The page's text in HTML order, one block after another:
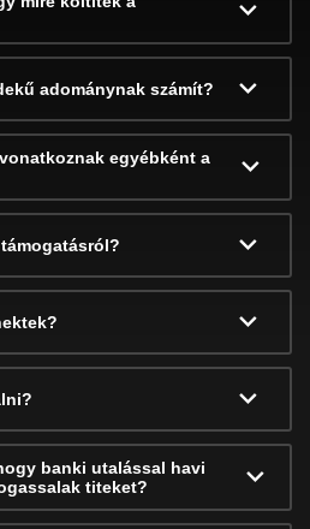
adománynak számít?
egyébként a
banki utalással havi
titeket?